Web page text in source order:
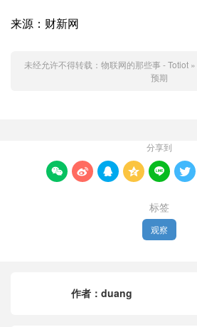
来源：财新网
未经允许不得转载： 物联网的那些事 - Totiot»
预期
分享到
     
标签
观察
作者： duang